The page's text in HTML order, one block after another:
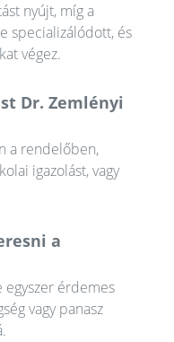
nyújt, míg a
specializálódott, és
végez.
Dr. Zemlényi
a rendelőben,
igazolást, vagy
a
egyszer érdemes
vagy panasz